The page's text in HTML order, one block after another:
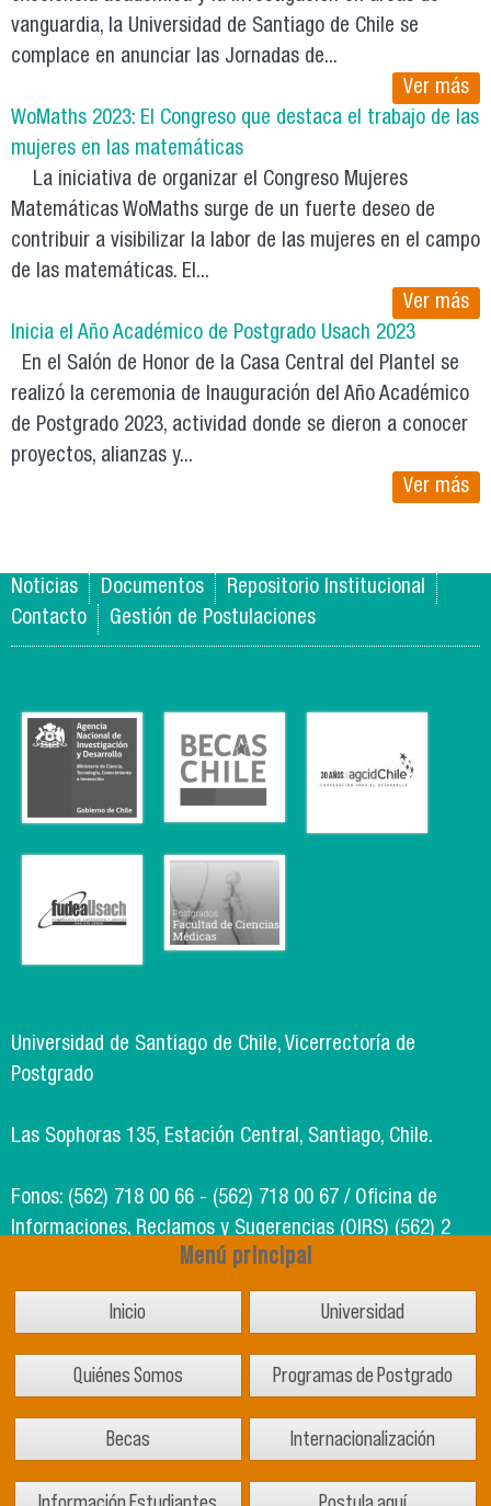
Menú principal
Inicio Universidad
Quiénes Somos Programas de Postgrado
Becas Internacionalización
vanguardia, la Universidad de Santiago de Chile se
complace en anunciar las Jornadas de...
Ver más
WoMaths 2023: El Congreso que destaca el trabajo de las
mujeres en las matemáticas
La iniciativa de organizar el Congreso Mujeres
Matemáticas WoMaths surge de un fuerte deseo de
contribuir a visibilizar la labor de las mujeres en el campo
de las matemáticas. El...
Ver más
Inicia el Año Académico de Postgrado Usach 2023
En el Salón de Honor de la Casa Central del Plantel se
realizó la ceremonia de Inauguración del Año Académico
de Postgrado 2023, actividad donde se dieron a conocer
proyectos, alianzas y...
Ver más
Noticias Documentos
Repositorio Institucional
Contacto
Gestión de Postulaciones
Universidad de Santiago de Chile, Vicerrectoría de
Postgrado
Las Sophoras 135, Estación Central, Santiago, Chile.
Fonos: (562) 718 00 66 - (562) 718 00 67 / Oficina de
Informaciones, Reclamos y Sugerencias (OIRS) (562) 2
Soporte Informático Segic: (562) 718 02 25